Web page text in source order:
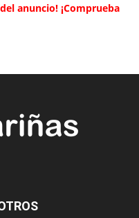
anuncio! ¡Comprueba